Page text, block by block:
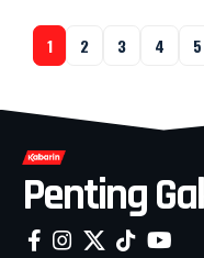
1 2 3 4 5
Penting